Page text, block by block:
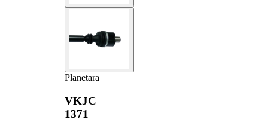
Planetara
VKJC
1371